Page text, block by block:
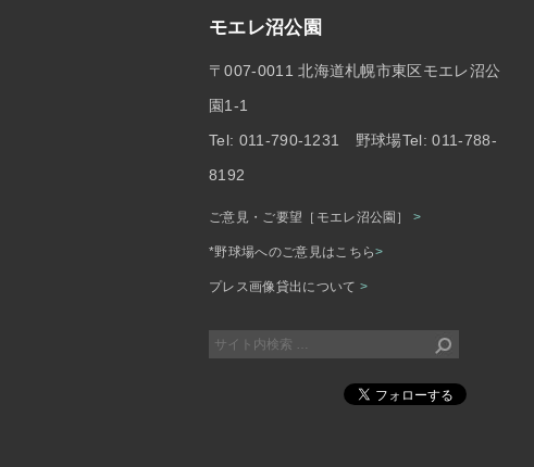
モエレ沼公園
〒007-0011 北海道札幌市東区モエレ沼公
園1-1
Tel: 011-790-1231 野球場Tel: 011-788-
8192
ご意見・ご要望［モエレ沼公園］>
*野球場へのご意見はこちら>
プレス画像貸出について >